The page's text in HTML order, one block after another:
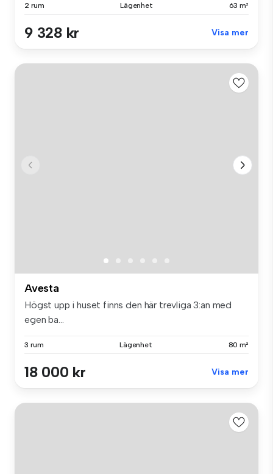
2 rum Lägenhet 63 m²
9 328 kr Visa mer
Avesta
Högst upp i huset finns den här trevliga 3:an med
egen ba...
3 rum Lägenhet 80 m²
18 000 kr Visa mer